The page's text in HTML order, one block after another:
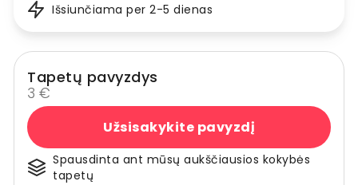
Išsiunčiama per 2-5 dienas
Tapetų pavyzdys
3 €
Užsisakykite pavyzdį
Spausdinta ant mūsų aukščiausios kokybės
tapetų